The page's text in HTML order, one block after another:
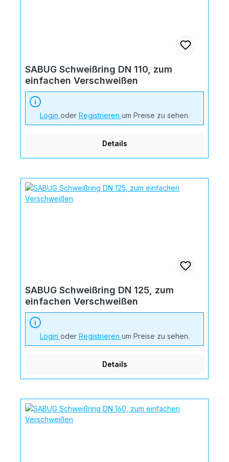
SABUG Schweißring DN 110, zum
einfachen Verschweißen
Login oder Registrieren um Preise zu sehen.
Details
SABUG Schweißring DN 125, zum
einfachen Verschweißen
Login oder Registrieren um Preise zu sehen.
Details